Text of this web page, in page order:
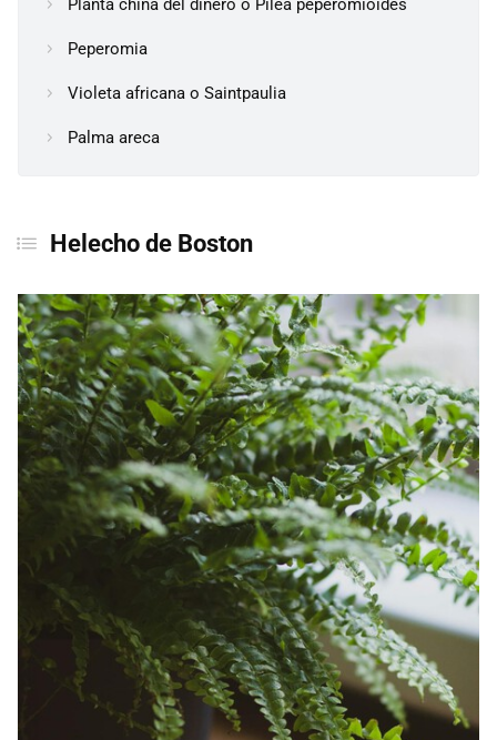
Planta china del dinero o Pilea peperomioides
Peperomia
Violeta africana o Saintpaulia
Palma areca
Helecho de Boston